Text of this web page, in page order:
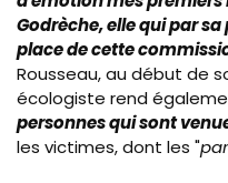
Godrèche, elle qui par
place de cette
Rousseau, au début de
écologiste rend
personnes qui sont
les victimes, dont les "